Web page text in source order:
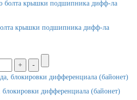
крышки подшипника дифф-ла
блокировки дифференциала (байонет)